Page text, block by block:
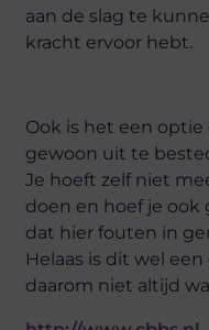
aan de slag te
kracht ervoor hebt.
Ook is het een
gewoon uit te
Je hoeft zelf niet
doen en hoef je
dat hier fouten in
Helaas is dit wel
daarom niet altijd